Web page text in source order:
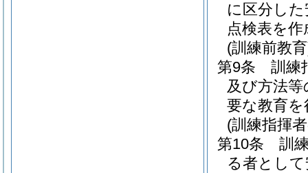
に区分し
点検表を
(訓練前教
第9条
訓練
及び方法
要な教育
(訓練指揮
第10条
訓
る者とし